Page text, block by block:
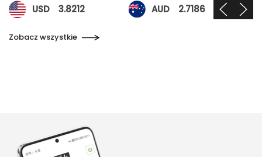
Kursy walut
USD 3.8212 AUD 2.7186
Zobacz wszystkie